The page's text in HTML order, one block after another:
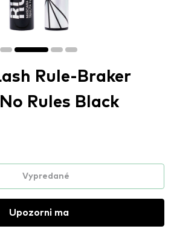
Rule-Braker
Rules Black
Vypredané
Upozorni ma